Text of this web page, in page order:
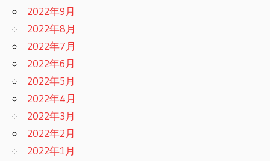
2022年9月
2022年8月
2022年7月
2022年6月
2022年5月
2022年4月
2022年3月
2022年2月
2022年1月